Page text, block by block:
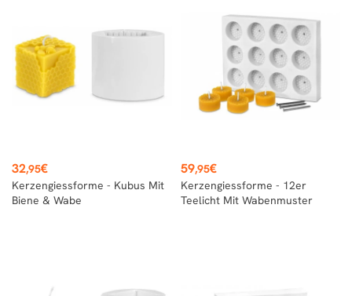
Preis
32,95€
Kerzengiessforme - Kubus Mit
Biene & Wabe
Preis
59,95€
Kerzengiessforme - 12er
Teelicht Mit Wabenmuster